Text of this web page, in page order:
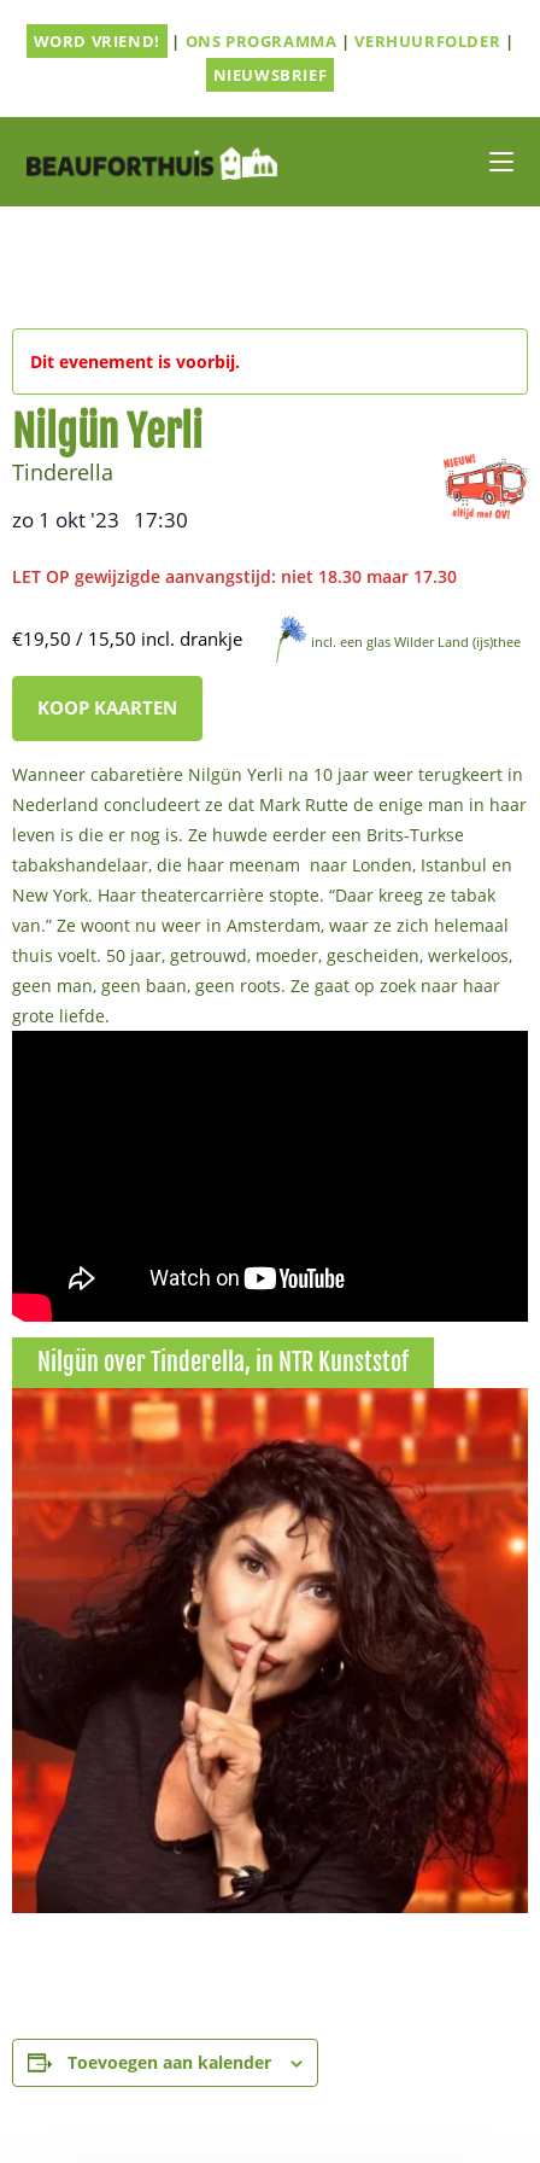
naarWORD VRIEND! | ONS PROGRAMMA |VERHUURFOLDER |
NIEUWSBRIEF
Dit evenement is voorbij.
Nilgün Yerli
Tinderella
zo 1 okt '23 17:30
LET OP gewijzigde aanvangstijd: niet 18.30 maar 17.30
€19,50 / 15,50 incl. drankje incl. een glas Wilder Land (ijs)thee
KOOP KAARTEN
Wanneer cabaretière Nilgün Yerli na 10 jaar weer terugkeert in
Nederland concludeert ze dat Mark Rutte de enige man in haar
leven is die er nog is. Ze huwde eerder een Brits-Turkse
tabakshandelaar, die haar meenam naar Londen, Istanbul en
New York. Haar theatercarrière stopte. “Daar kreeg ze tabak
van.” Ze woont nu weer in Amsterdam, waar ze zich helemaal
thuis voelt. 50 jaar, getrouwd, moeder, gescheiden, werkeloos,
geen man, geen baan, geen roots. Ze gaat op zoek naar haar
grote liefde.
Nilgün over Tinderella, in NTR Kunststof
Toevoegen aan kalender